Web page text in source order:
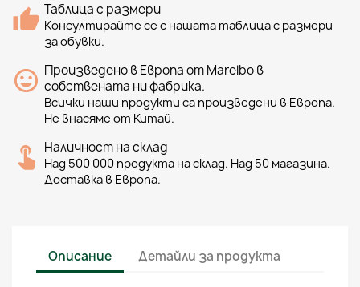
Таблица с размери
Консултирайте се с нашата таблица с размери
за обувки.
Произведено в Европа от Marelbo в
собствената ни фабрика.
Всички наши продукти са произведени в Европа.
Не внасяме от Китай.
Наличност на склад
Над 500 000 продукта на склад. Над 50 магазина.
Доставка в Европа.
Описание Детайли за продукта